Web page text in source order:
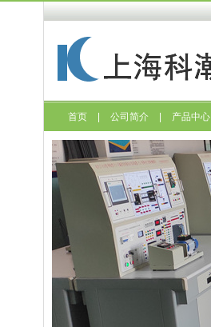
首页 公司简介 产品中心